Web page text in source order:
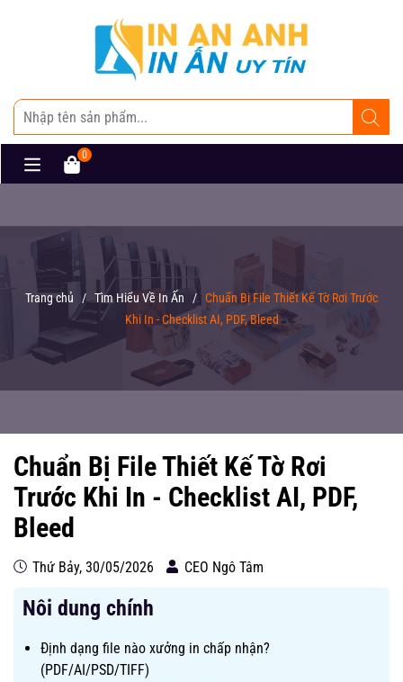
0
Trang chủ / Tìm Hiểu Về In Ấn / Chuẩn Bị File Thiết Kế Tờ Rơi Trước
Khi In - Checklist AI, PDF, Bleed
Chuẩn Bị File Thiết Kế Tờ Rơi
Trước Khi In - Checklist AI, PDF,
Bleed
Thứ Bảy, 30/05/2026 CEO Ngô Tâm
Nôi dung chính
Định dạng file nào xưởng in chấp nhận?
(PDF/AI/PSD/TIFF)